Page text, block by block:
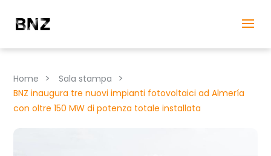
Home > Sala stampa >
BNZ inaugura tre nuovi impianti fotovoltaici ad Almería
con oltre 150 MW di potenza totale installata